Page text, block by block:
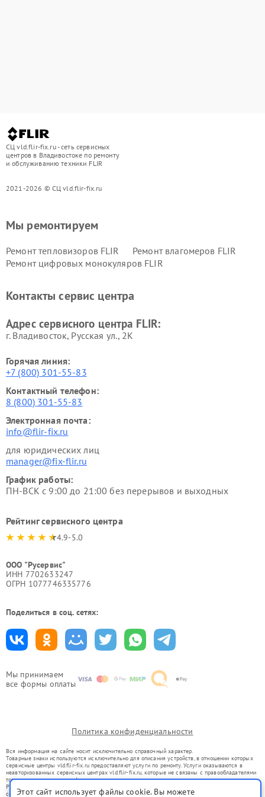
СЦ vld.flir-fix.ru - сеть сервисных
центров в Владивостоке по ремонту
и обслуживанию техники FLIR
2021-2026 © СЦ vld.flir-fix.ru
Мы принимаем
все формы оплаты
Мы ремонтируем
Ремонт тепловизоров FLIR
Ремонт влагомеров FLIR
Ремонт цифровых монокуляров FLIR
Контакты сервис центра
Адрес сервисного центра FLIR:
г. Владивосток, Русская ул., 2К
Горячая линия:
+7 (800) 301-55-83
Контактный телефон:
8 (800) 301-55-83
Электронная почта:
info@flir-fix.ru
для юридических лиц
manager@fix-flir.ru
График работы:
ПН-ВСК с 9:00 до 21:00 без перерывов и выходных
Рейтинг сервисного центра
4.9-5.0
ООО "Русервис"
ИНН 7702633247
ОГРН 1077746335776
Поделиться в соц. сетях:
Политика конфиденциальности
Вся информация на сайте носит исключительно справочный характер.
Товарные знаки используются исключительно для описания устройств, в отношении которых
сервисные центры vld.flir-fix.ru предоставляют услуги по ремонту. Услуги оказываются в
неавторизованных сервисных центрах vld.flir-fix.ru, которые не связаны с правообладателями
товарных знаков или их официальными представителями.
Ремонт осуществляется для устройств, уже введенных в гражданский оборот в соответствии
со статьей 1487 ГК РФ.
Этот сайт использует файлы cookie. Вы можете